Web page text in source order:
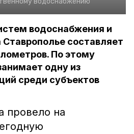
водоснабжения и
составляет
По этому
одну из
среди субъектов
провело на